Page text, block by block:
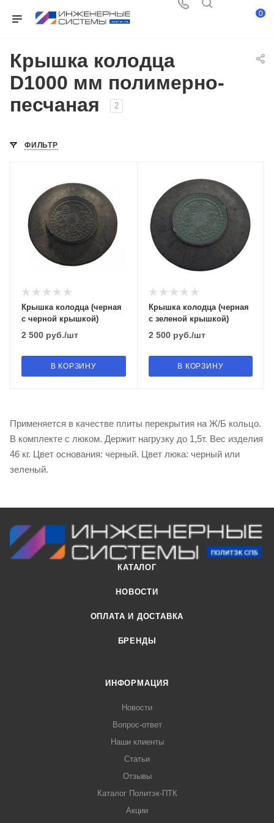
0
Крышка колодца
D1000 мм полимерно-
песчаная
2
ФИЛЬТР
Крышка колодца (черная
с черной крышкой)
2 500 руб./шт
В КОРЗИНУ
Крышка колодца (черная
с зеленой крышкой)
2 500руб./шт
В КОРЗИНУ
Применяется в качестве плиты перекрытия на Ж/Б кольцо.
В комплекте с люком. Держит нагрузку до 1,5т. Вес изделия
46 кг. Цвет основания: черный. Цвет люка: черный или
зеленый.
КАТАЛОГ
НОВОСТИ
ОПЛАТА И ДОСТАВКА
БРЕНДЫ
ИНФОРМАЦИЯ
Новости
Вопрос-ответ
Наши клиенты
Статьи
Отзывы
Каталог Политэк-ПТК
Акции